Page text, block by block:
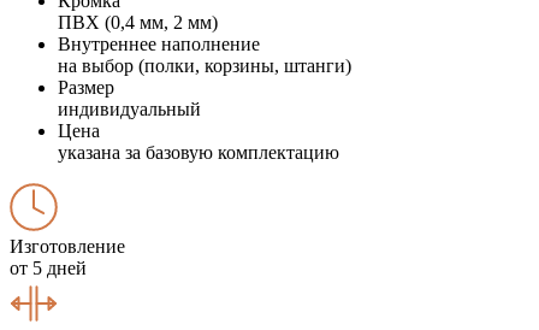
ПВХ (0,4 мм, 2 мм)
Внутреннее наполнение
на выбор (полки, корзины, штанги)
Размер
индивидуальный
Цена
указана за базовую комплектацию
Изготовление
от 5 дней